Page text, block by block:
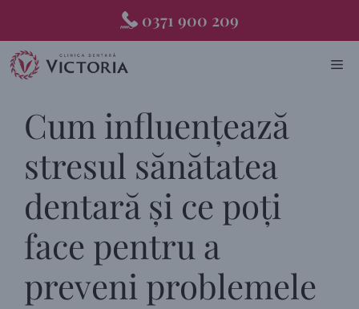
content
0371 900 209
Cum influențează
stresul sănătatea
dentară și ce poți
face pentru a
preveni problemele